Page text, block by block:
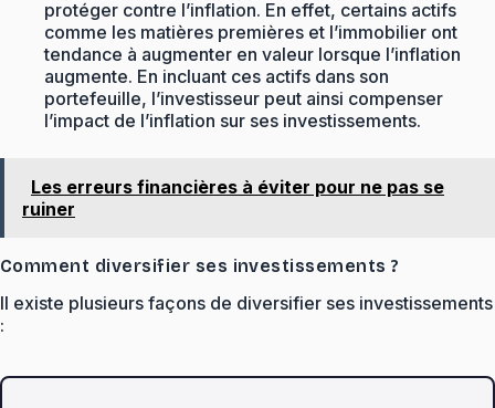
protéger contre l’inflation. En effet, certains actifs
comme les matières premières et l’immobilier ont
tendance à augmenter en valeur lorsque l’inflation
augmente. En incluant ces actifs dans son
portefeuille, l’investisseur peut ainsi compenser
l’impact de l’inflation sur ses investissements.
Les erreurs financières à éviter pour ne pas se
ruiner
Comment diversifier ses investissements ?
Il existe plusieurs façons de diversifier ses investissements
: